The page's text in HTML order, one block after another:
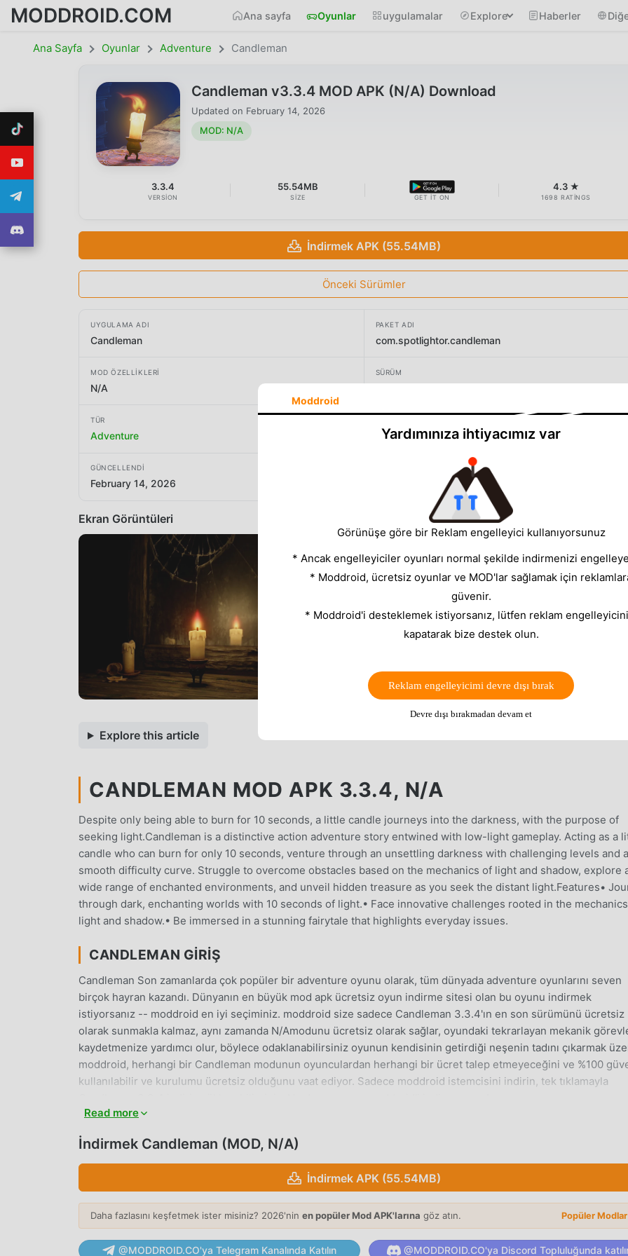
MODDROID.COM Ana sayfa Oyunlar uygulamalar Explore Haberler
Ana Sayfa Oyunlar Adventure Candleman
Candleman v3.3.4 MOD APK (N/A) Download
Updated on February 14, 2026
MOD: N/A
3.3.4
VERSION
55.54MB
SIZE GET IT ON
4.3 ★
1698 RATINGS
İndirmek APK (55.54MB)
Önceki Sürümler
UYGULAMA ADI
Candleman
PAKET ADI
com.spotlightor.candleman
MOD ÖZELLIKLERI
N/A
SÜRÜM
TÜR
Adventure Beijing Jiao Dian Chuang Yi digital technology
GÜNCELLENDI
February 14, 2026
Ekran Görüntüleri
Explore this article
CANDLEMAN MOD APK 3.3.4, N/A
Despite only being able to burn for 10 seconds, a little candle journeys into the darkness, with the purpose of
seeking light.Candleman is a distinctive action adventure story entwined with low-light gameplay. Acting as a
candle who can burn for only 10 seconds, venture through an unsettling darkness with challenging levels and a
smooth difficulty curve. Struggle to overcome obstacles based on the mechanics of light and shadow, explore
wide range of enchanted environments, and unveil hidden treasure as you seek the distant light.Features•
through dark, enchanting worlds with 10 seconds of light.• Face innovative challenges rooted in the
light and shadow.• Be immersed in a stunning fairytale that highlights everyday issues.
CANDLEMAN GIRIŞ
Candleman Son zamanlarda çok popüler bir adventure oyunu olarak, tüm dünyada adventure oyunlarını seven
birçok hayran kazandı. Dünyanın en büyük mod apk ücretsiz oyun indirme sitesi olan bu oyunu indirmek
istiyorsanız -- moddroid en iyi seçiminiz. moddroid size sadece Candleman 3.3.4'ın en son sürümünü ücretsiz
olarak sunmakla kalmaz, aynı zamanda N/Amodunu ücretsiz olarak sağlar, oyundaki tekrarlayan mekanik
kaydetmenize yardımcı olur, böylece odaklanabilirsiniz oyunun kendisinin getirdiği neşenin tadını çıkarmak
moddroid, herhangi bir Candleman modunun oyunculardan herhangi bir ücret talep etmeyeceğini ve %100
kullanılabilir ve kurulumu ücretsiz olduğunu vaat ediyor. Sadece moddroid istemcisini indirin, tek tıklamayla
yardımcı oldu. Geleneksel adventure oyunlarından farklı olarak, Candleman içinde, yalnızca acemi eğitimini
geçirmeniz yeterlidir, böylece tüm oyuna kolayca başlayabilir ve klasik adventure oyunlarının 【% getirdiği
eğlencenin tadını çıkarabilirsiniz. game_name%】 3.3.4. Aynı zamanda moddroid, adventure oyun severler için
olarak bir platform inşa etti ve dünyadaki tüm adventure oyun severlerle iletişim kurmanıza ve paylaşmanıza
veriyor, ne bekliyorsunuz, moddroid'e katılın ve keyfini çıkarın. adventure tüm küresel ortaklarla oyun mutlu
Read more
İndirmek Candleman (MOD, N/A)
İndirmek APK (55.54MB)
Daha fazlasını keşfetmek ister misiniz? 2026'nin en popüler Mod APK'larına göz atın. Popüler
@MODDROID.CO'ya Telegram Kanalında Katılın @MODDROID.CO'ya Discord Topluluğunda
Moddroid
Yardımınıza ihtiyacımız var
Görünüşe göre bir Reklam engelleyici kullanıyorsunuz
* Ancak engelleyiciler oyunları normal şekilde indirmenizi
* Moddroid, ücretsiz oyunlar ve MOD'lar sağlamak için
güvenir.
* Moddroid'i desteklemek istiyorsanız, lütfen reklam
kapatarak bize destek olun.
Reklam engelleyicimi devre dışı bırak
Devre dışı bırakmadan devam et